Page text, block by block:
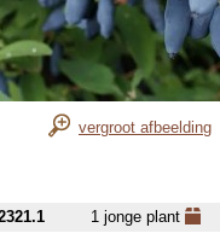
vergroot afbeelding
1 jonge plant